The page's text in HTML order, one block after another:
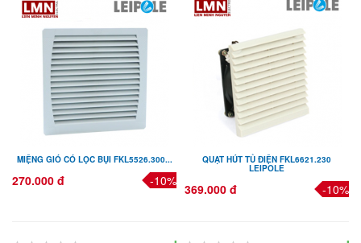
MIỆNG GIÓ CÓ LỌC BỤI FKL5526.300...
270.000 đ -10%
QUẠT HÚT TỦ ĐIỆN FKL6621.230
LEIPOLE
369.000 đ -10%